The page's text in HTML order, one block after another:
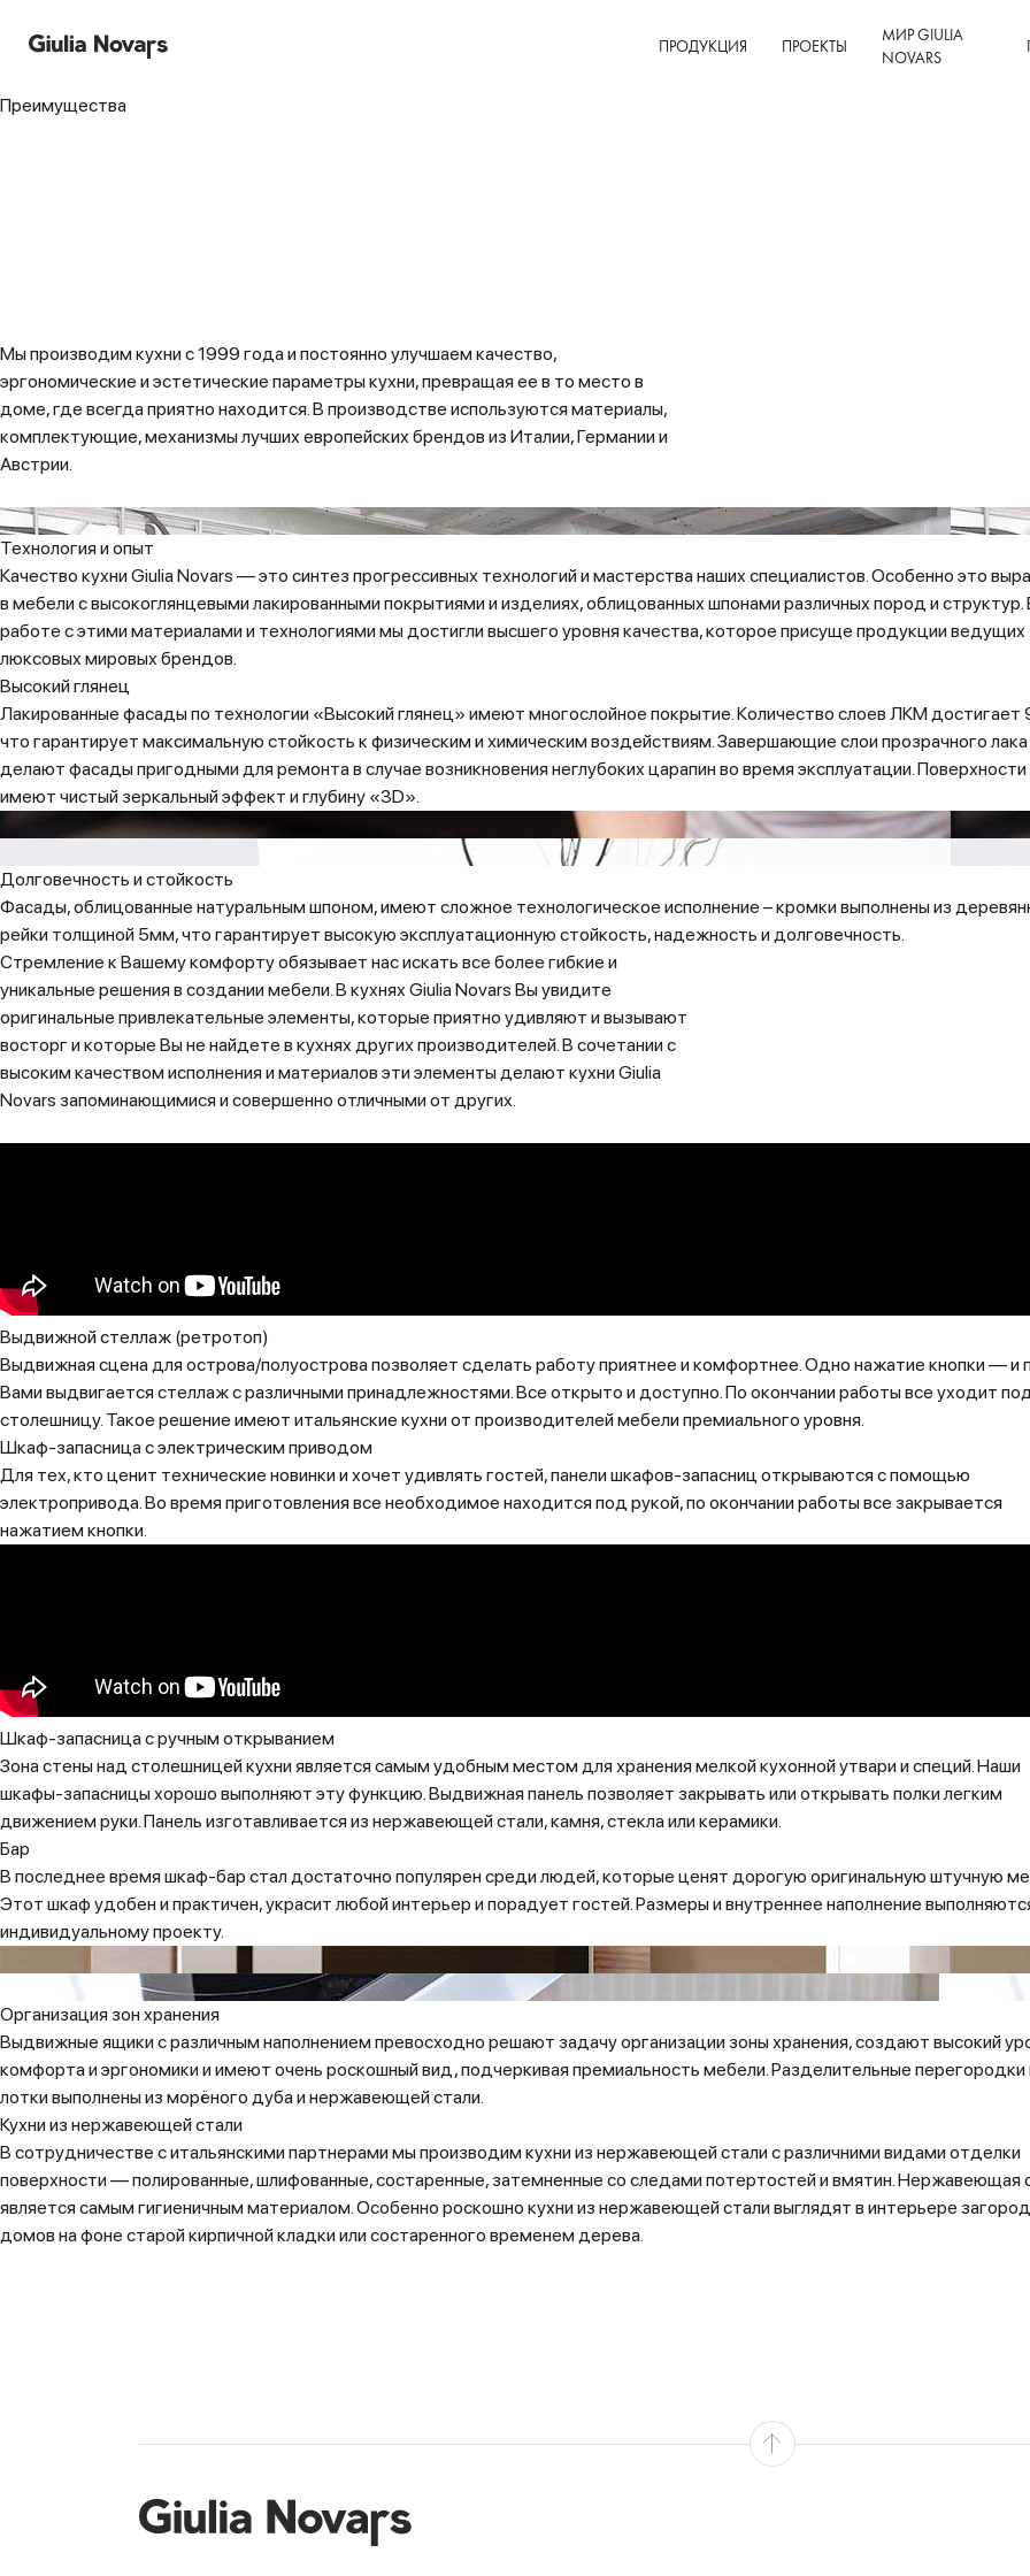
ПРОДУКЦИЯ ПРОЕКТЫ
МИР GIULIA
NOVARS
Преимущества
Мы производим кухни с 1999 года и постоянно улучшаем качество,
эргономические и эстетические параметры кухни, превращая ее в то место в
доме, где всегда приятно находится. В производстве используются материалы,
комплектующие, механизмы лучших европейских брендов из Италии, Германии и
Австрии.
Технология и опыт
Качество кухни Giulia Novars — это синтез прогрессивных технологий и мастерства наших специалистов. Особенно это
в мебели с высокоглянцевыми лакированными покрытиями и изделиях, облицованных шпонами различных пород и структур.
работе с этими материалами и технологиями мы достигли высшего уровня качества, которое присуще продукции ведущих
люксовых мировых брендов.
Высокий глянец
Лакированные фасады по технологии «Высокий глянец» имеют многослойное покрытие. Количество слоев ЛКМ достигает
что гарантирует максимальную стойкость к физическим и химическим воздействиям. Завершающие слои прозрачного лака
делают фасады пригодными для ремонта в случае возникновения неглубоких царапин во время эксплуатации. Поверхности
имеют чистый зеркальный эффект и глубину «3D».
Долговечность и стойкость
Фасады, облицованные натуральным шпоном, имеют сложное технологическое исполнение – кромки выполнены из
рейки толщиной 5мм, что гарантирует высокую эксплуатационную стойкость, надежность и долговечность.
Стремление к Вашему комфорту обязывает нас искать все более гибкие и
уникальные решения в создании мебели. В кухнях Giulia Novars Вы увидите
оригинальные привлекательные элементы, которые приятно удивляют и вызывают
восторг и которые Вы не найдете в кухнях других производителей. В сочетании с
высоким качеством исполнения и материалов эти элементы делают кухни Giulia
Novars запоминающимися и совершенно отличными от других.
Выдвижной стеллаж (ретротоп)
Выдвижная сцена для острова/полуострова позволяет сделать работу приятнее и комфортнее. Одно нажатие кнопки — и
Вами выдвигается стеллаж с различными принадлежностями. Все открыто и доступно. По окончании работы все уходит
столешницу. Такое решение имеют итальянские кухни от производителей мебели премиального уровня.
Шкаф-запасница с электрическим приводом
Для тех, кто ценит технические новинки и хочет удивлять гостей, панели шкафов-запасниц открываются с помощью
электропривода. Во время приготовления все необходимое находится под рукой, по окончании работы все закрывается
нажатием кнопки.
Шкаф-запасница с ручным открыванием
Зона стены над столешницей кухни является самым удобным местом для хранения мелкой кухонной утвари и специй. Наши
шкафы-запасницы хорошо выполняют эту функцию. Выдвижная панель позволяет закрывать или открывать полки легким
движением руки. Панель изготавливается из нержавеющей стали, камня, стекла или керамики.
Бар
В последнее время шкаф-бар стал достаточно популярен среди людей, которые ценят дорогую оригинальную штучную
Этот шкаф удобен и практичен, украсит любой интерьер и порадует гостей. Размеры и внутреннее наполнение
индивидуальному проекту.
Организация зон хранения
Выдвижные ящики с различным наполнением превосходно решают задачу организации зоны хранения, создают высокий
комфорта и эргономики и имеют очень роскошный вид, подчеркивая премиальность мебели. Разделительные перегородки
лотки выполнены из морёного дуба и нержавеющей стали.
Кухни из нержавеющей стали
В сотрудничестве с итальянскими партнерами мы производим кухни из нержавеющей стали с различними видами отделки
поверхности — полированные, шлифованные, состаренные, затемненные со следами потертостей и вмятин. Нержавеющая
является самым гигиеничным материалом. Особенно роскошно кухни из нержавеющей стали выглядят в интерьере
домов на фоне старой кирпичной кладки или состаренного временем дерева.
выращивания комнатных растений. На горизонтальной балке хорошо монтируется вытяжка или подвесные полки.
дубового шпона в современной кухне.